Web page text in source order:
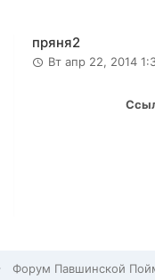
пряня2
Вт апр 22, 2014
Форум Павшинской